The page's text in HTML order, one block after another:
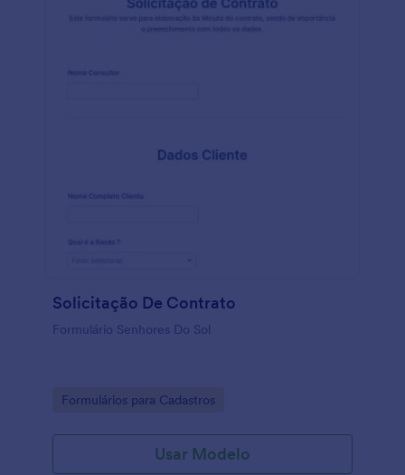
Solicitação De Contrato
Formulário Senhores Do Sol
Go to Category:
Formulários para Cadastros
Usar Modelo